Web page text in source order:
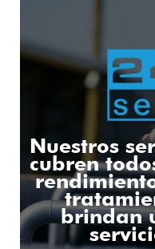
Nuestros
cubren
brindan